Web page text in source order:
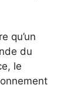
qu’un
du
le